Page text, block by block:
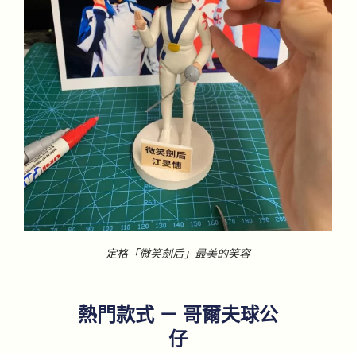
定格「微笑劍后」最美的笑容
熱門款式 － 哥爾夫球公
仔